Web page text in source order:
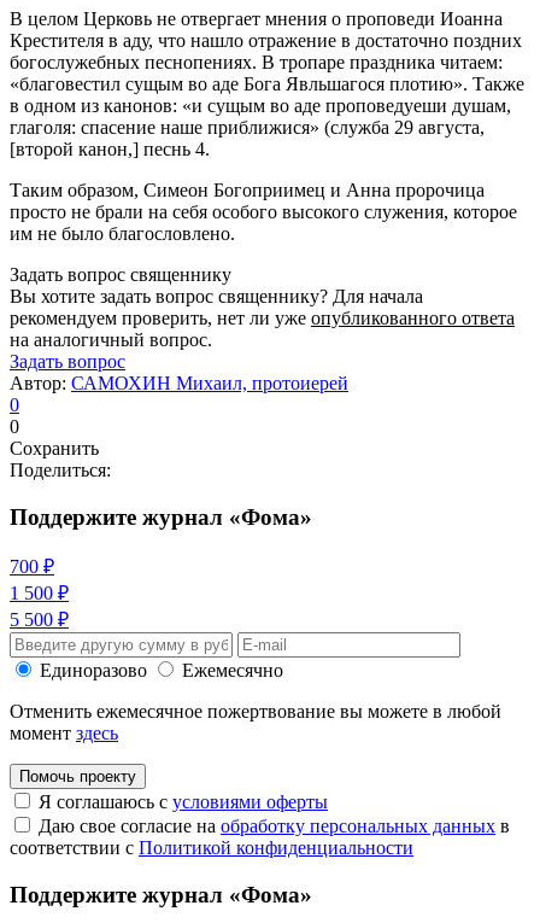
В целом Церковь не отвергает мнения о проповеди Иоанна
Крестителя в аду, что нашло отражение в достаточно поздних
богослужебных песнопениях. В тропаре праздника читаем:
«благовестил сущым во аде Бога Явльшагося плотию». Также
в одном из канонов: «и сущым во аде проповедуеши душам,
глаголя: спасение наше приближися» (служба 29 августа,
[второй канон,] песнь 4.
Таким образом, Симеон Богоприимец и Анна пророчица
просто не брали на себя особого высокого служения, которое
им не было благословлено.
Задать вопрос священнику
Вы хотите задать вопрос священнику? Для начала
рекомендуем проверить, нет ли уже опубликованного ответа
на аналогичный вопрос.
Задать вопрос
Автор: САМОХИН Михаил, протоиерей
0
0
Сохранить
Поделиться:
Поддержите журнал «Фома»
700 ₽
1 500 ₽
5 500 ₽
Единоразово
Ежемесячно
Отменить ежемесячное пожертвование вы можете в любой
момент здесь
Помочь проекту
Я соглашаюсь с условиями оферты
Даю свое согласие на обработку персональных данных в
соответствии с Политикой конфиденциальности
Поддержите журнал «Фома»